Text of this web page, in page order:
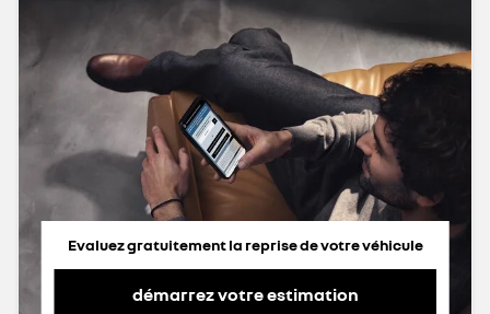
Evaluez gratuitement la reprise de votre véhicule
démarrez votre estimation